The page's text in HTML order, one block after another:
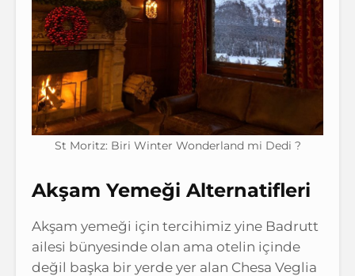
St Moritz: Biri Winter Wonderland mi Dedi ?
Akşam Yemeği Alternatifleri
Akşam yemeği için tercihimiz yine Badrutt
ailesi bünyesinde olan ama otelin içinde
değil başka bir yerde yer alan Chesa Veglia